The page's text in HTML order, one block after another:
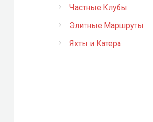
Частные Клубы
Элитные Маршруты
Яхты и Катера